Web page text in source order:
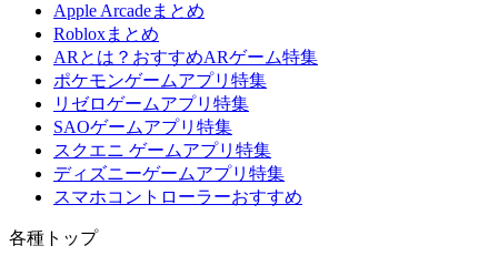
Apple Arcadeまとめ
Robloxまとめ
ARとは？おすすめARゲーム特集
ポケモンゲームアプリ特集
リゼロゲームアプリ特集
SAOゲームアプリ特集
スクエニ ゲームアプリ特集
ディズニーゲームアプリ特集
スマホコントローラーおすすめ
各種トップ